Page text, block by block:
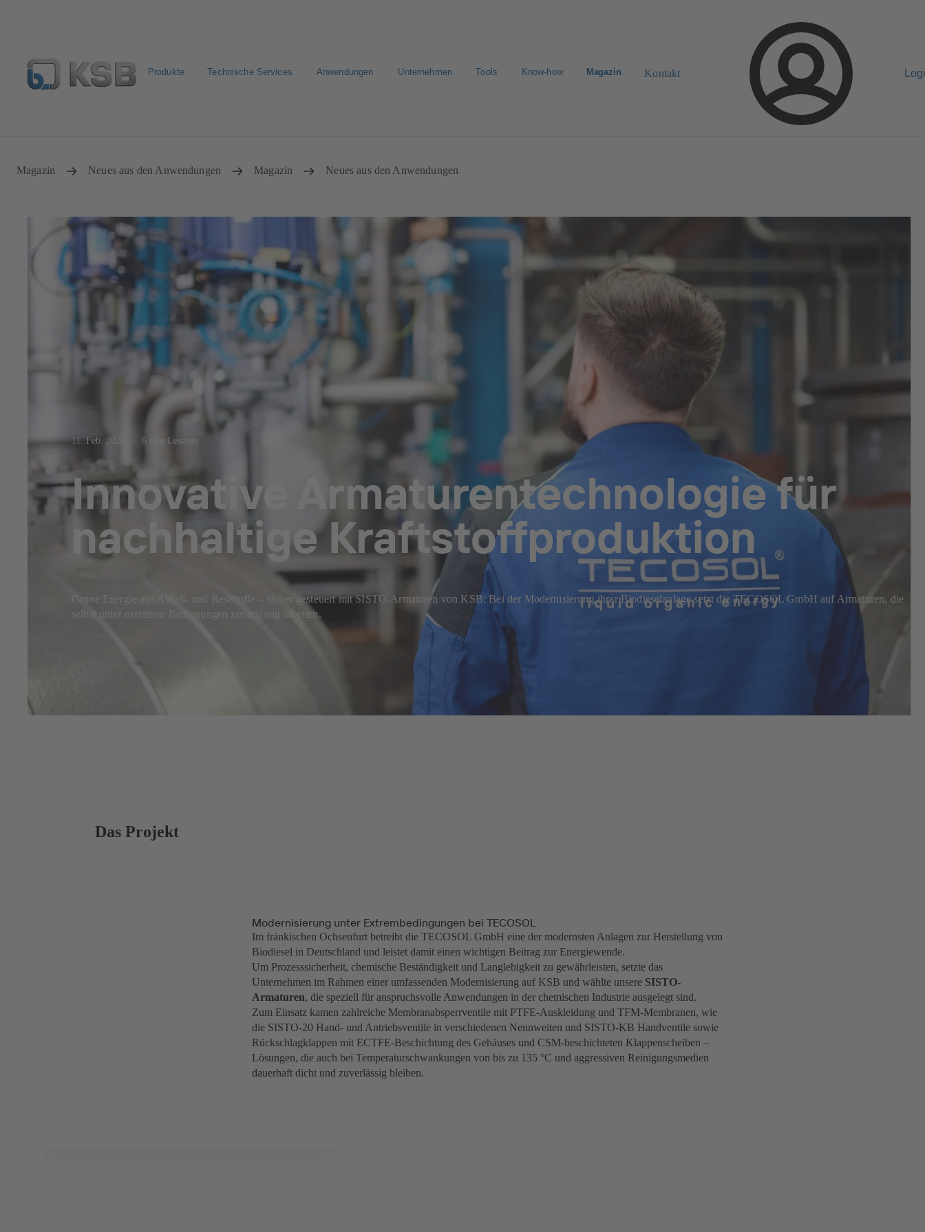
Produkte Technische Services Anwendungen Unternehmen Tools Know-how Magazin Kontakt
Magazin Neues aus den Anwendungen Magazin Neues aus den Anwendungen
11. Feb. 2026 6 min Lesezeit
Innovative Armaturentechnologie für
nachhaltige Kraftstoffproduktion
Grüne Energie aus Abfall- und Reststoffe – sicher gesteuert mit SISTO-Armaturen von KSB: Bei der Modernisierung ihrer Biodieselanlage setzt die TECOSOL GmbH auf Armaturen, die
selbst unter extremen Bedingungen zuverlässig arbeiten.
Das Projekt
Modernisierung unter Extrembedingungen bei TECOSOL
Im fränkischen Ochsenfurt betreibt die TECOSOL GmbH eine der modernsten Anlagen zur Herstellung von
Biodiesel in Deutschland und leistet damit einen wichtigen Beitrag zur Energiewende.
Um Prozesssicherheit, chemische Beständigkeit und Langlebigkeit zu gewährleisten, setzte das
Unternehmen im Rahmen einer umfassenden Modernisierung auf KSB und wählte unsere SISTO-
Armaturen, die speziell für anspruchsvolle Anwendungen in der chemischen Industrie ausgelegt sind.
Zum Einsatz kamen zahlreiche Membranabsperrventile mit PTFE-Auskleidung und TFM-Membranen, wie
die SISTO-20 Hand- und Antriebsventile in verschiedenen Nennweiten und SISTO-KB Handventile sowie
Rückschlagklappen mit ECTFE-Beschichtung des Gehäuses und CSM-beschichteten Klappenscheiben –
Lösungen, die auch bei Temperaturschwankungen von bis zu 135 °C und aggressiven Reinigungsmedien
dauerhaft dicht und zuverlässig bleiben.